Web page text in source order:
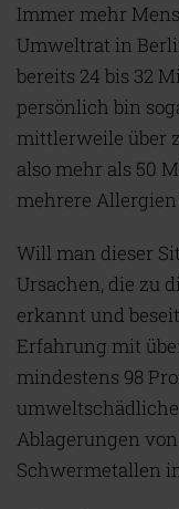
Immer mehr
Umweltrat in
bereits 24 bis 32
persönlich bin
mittlerweile über
also mehr als 50
mehrere Allergien
Will man dieser
Ursachen, die zu
erkannt und
Erfahrung mit
mindestens 98
Ablagerungen
Schwermetallen